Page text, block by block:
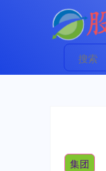
集团